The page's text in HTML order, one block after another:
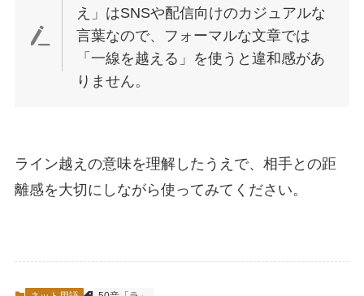
え」はSNSや配信向けのカジュアルな
言葉なので、フォーマルな文章では
「一線を越える」を使うと違和感があ
りません。
ライン越えの意味を理解したうえで、相手との距
離感を大切にしながら使ってみてください。